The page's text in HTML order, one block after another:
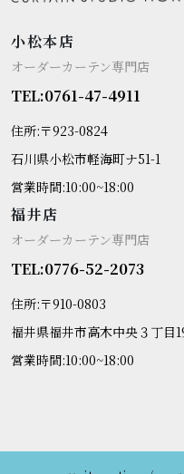
小松本店
オーダーカーテン専門店
TEL:0761-47-4911
住所:〒923-0824
石川県小松市軽海町ナ51-1
営業時間:10:00~18:00
福井店
オーダーカーテン専門店
TEL:0776-52-2073
住所:〒910-0803
福井県福井市高木中央３丁目
営業時間:10:00~18:00